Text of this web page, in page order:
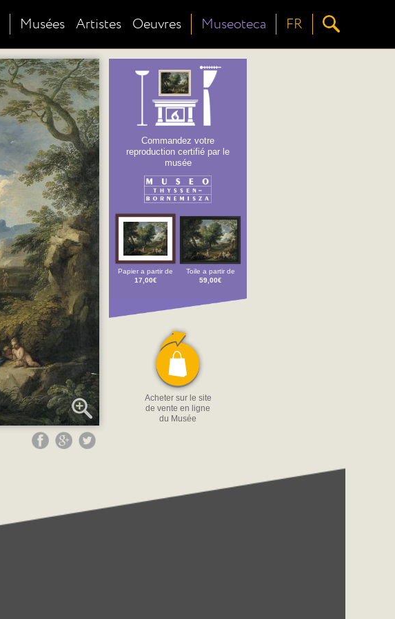
Musées Artistes Oeuvres Museoteca FR
Commandez votre
reproduction certifié par le
musée
Papier a partir de
17,00€
Toile a partir de
59,00€
Acheter sur le site
de vente en ligne
du Musée